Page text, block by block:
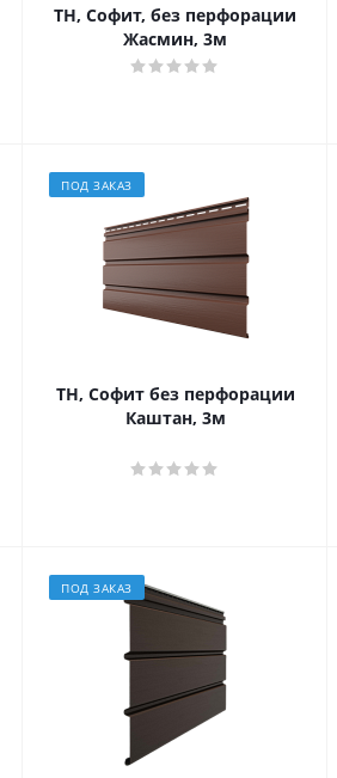
ТН, Софит, без перфорации
Жасмин, 3м
ПОД ЗАКАЗ
ТН, Софит без перфорации
Каштан, 3м
ПОД ЗАКАЗ